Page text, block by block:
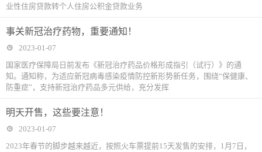
业性住房贷款转个人住房公积金贷款业务
事关新冠治疗药物，重要通知！
2023-01-07
国家医疗保障局日前发布《新冠治疗药品价格形成指引（试行）》的通
知。通知称，为适应新冠病毒感染疫情防控新形势新任务，围绕“保健康、
防重症”，支持新冠治疗药品多元供给，充分发挥
明天开售，这些要注意！
2023-01-07
2023年春节的脚步越来越近，按照火车票提前15天发售的安排，1月7日，